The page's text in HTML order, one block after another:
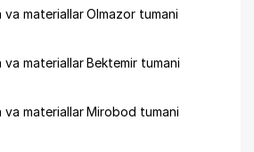
materiallar Olmazor tumani
materiallar Bektemir tumani
materiallar Mirobod tumani